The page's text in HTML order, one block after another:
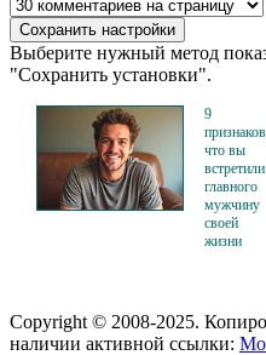
Выберите нужный метод
"Сохранить установки".
9
что вы
встретили
главного
мужчину
своей
жизни
Copyright © 2008-2025.
наличии активной ссылки: